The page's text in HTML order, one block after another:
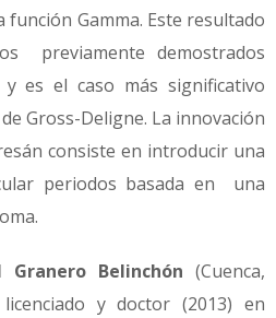
Gamma. Este resultado
previamente demostrados
es el caso más significativo
Gross-Deligne. La innovación
consiste en introducir una
periodos basada en una
Granero Belinchón (Cuenca,
licenciado y doctor (2013) en